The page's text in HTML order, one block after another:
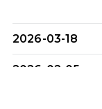
2026-03-18
2026-02-05